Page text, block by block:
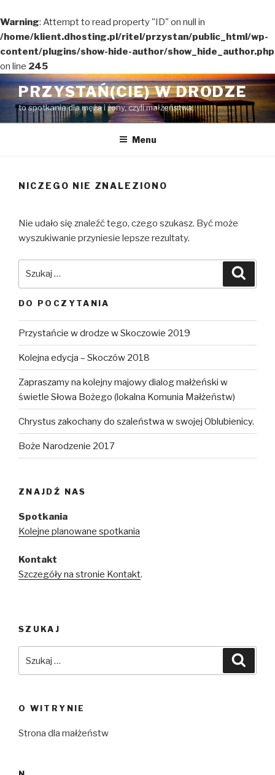
Warning: Attempt to read property "ID" on null in
/home/klient.dhosting.pl/ritel/przystan/public_html/wp-
content/plugins/show-hide-author/show_hide_author.php
on line 245
Przejdź
treści
PRZYSTAŃ(CIE) W DRODZE
to spotkania dla męża i żony, czyli małżeństwa.
Menu
NICZEGO NIE ZNALEZIONO
Nie udało się znaleźć tego, czego szukasz. Być może
wyszukiwanie przyniesie lepsze rezultaty.
DO POCZYTANIA
Przystańcie w drodze w Skoczowie 2019
Kolejna edycja – Skoczów 2018
Zapraszamy na kolejny majowy dialog małżeński w
świetle Słowa Bożego (lokalna Komunia Małżeństw)
Chrystus zakochany do szaleństwa w swojej Oblubienicy.
Boże Narodzenie 2017
ZNAJDŹ NAS
Spotkania
Kolejne planowane spotkania
Kontakt
Szczegóły na stronie Kontakt.
SZUKAJ
O WITRYNIE
Strona dla małżeństw